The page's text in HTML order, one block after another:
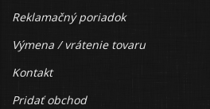
Reklamačný poriadok
Výmena / vrátenie tovaru
Kontakt
Pridať obchod